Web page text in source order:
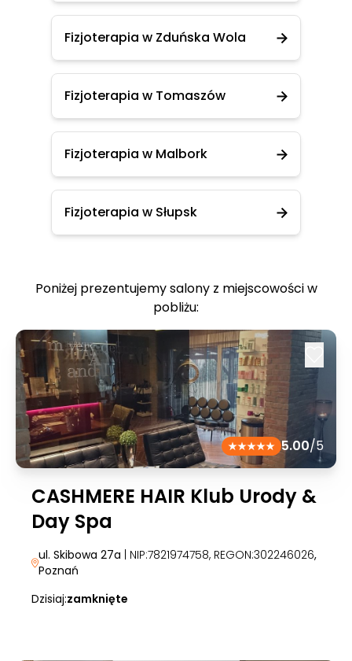
Fizjoterapia w Zduńska Wola
Fizjoterapia w Tomaszów
Fizjoterapia w Malbork
Fizjoterapia w Słupsk
Poniżej prezentujemy salony z miejscowości w
pobliżu:
5.00/5
CASHMERE HAIR Klub Urody &
Day Spa
ul. Skibowa 27a | NIP:7821974758, REGON:302246026,
Poznań
Dzisiaj:zamknięte